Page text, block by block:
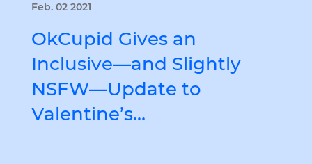
Feb. 02 2021
OkCupid Gives an
Inclusive—and Slightly
NSFW—Update to
Valentine’s…